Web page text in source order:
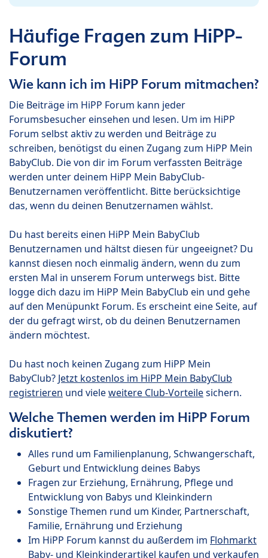
Häufige Fragen zum HiPP-
Forum
Wie kann ich im HiPP Forum mitmachen?
Die Beiträge im HiPP Forum kann jeder
Forumsbesucher einsehen und lesen. Um im HiPP
Forum selbst aktiv zu werden und Beiträge zu
schreiben, benötigst du einen Zugang zum HiPP Mein
BabyClub. Die von dir im Forum verfassten Beiträge
werden unter deinem HiPP Mein BabyClub-
Benutzernamen veröffentlicht. Bitte berücksichtige
das, wenn du deinen Benutzernamen wählst.
Du hast bereits einen HiPP Mein BabyClub
Benutzernamen und hältst diesen für ungeeignet? Du
kannst diesen noch einmalig ändern, wenn du zum
ersten Mal in unserem Forum unterwegs bist. Bitte
logge dich dazu im HiPP Mein BabyClub ein und gehe
auf den Menüpunkt Forum. Es erscheint eine Seite, auf
der du gefragt wirst, ob du deinen Benutzernamen
ändern möchtest.
Du hast noch keinen Zugang zum HiPP Mein
BabyClub? Jetzt kostenlos im HiPP Mein BabyClub
registrieren und vieleweitere Club-Vorteilesichern.
Welche Themen werden im HiPP Forum
diskutiert?
Alles rund um Familienplanung, Schwangerschaft,
Geburt und Entwicklung deines Babys
Fragen zur Erziehung, Ernährung, Pflege und
Entwicklung von Babys und Kleinkindern
Sonstige Themen rund um Kinder, Partnerschaft,
Familie, Ernährung und Erziehung
Im HiPP Forum kannst du außerdem im Flohmarkt
Baby- und Kleinkinderartikel kaufen und verkaufen